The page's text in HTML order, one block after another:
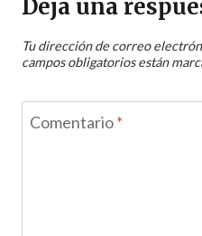
Deja una
Tu dirección de correo
campos obligatorios están
Comentario*